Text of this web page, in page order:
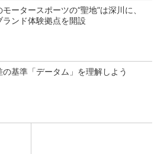
ータースポーツの“聖地”は深川に、
ランド体験拠点を開設
の基準「データム」を理解しよう